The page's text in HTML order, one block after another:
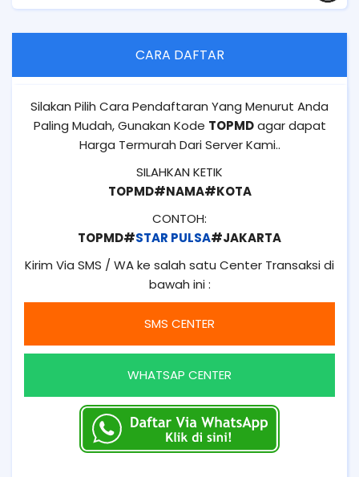
CARA DAFTAR
Silakan Pilih Cara Pendaftaran Yang Menurut Anda
Paling Mudah, Gunakan Kode TOPMDagar dapat
Harga Termurah Dari Server Kami..
SILAHKAN KETIK
TOPMD#NAMA#KOTA
CONTOH:
TOPMD#STAR PULSA#JAKARTA
Kirim Via SMS / WA ke salah satu Center Transaksi di
bawah ini :
SMS CENTER
WHATSAP CENTER